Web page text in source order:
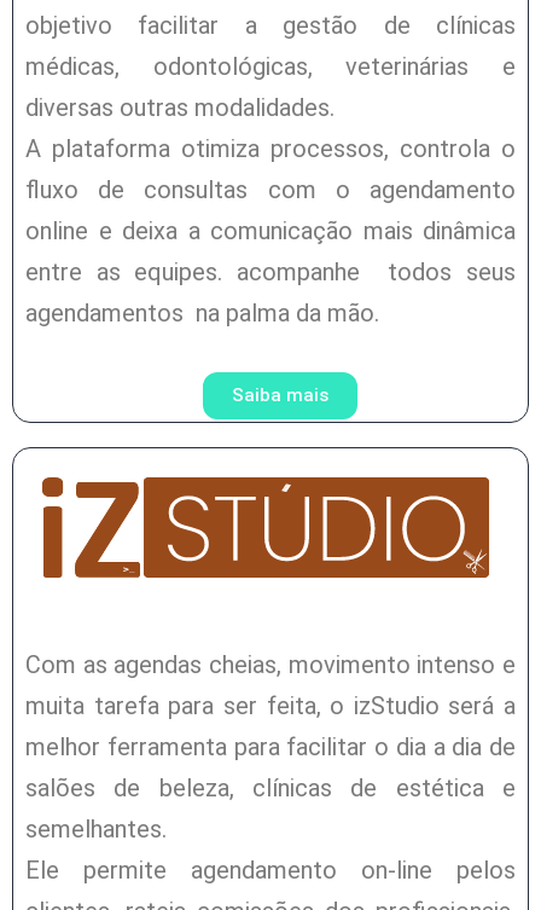
objetivo facilitar a gestão de clínicas
médicas, odontológicas, veterinárias e
diversas outras modalidades.
A plataforma otimiza processos, controla o
fluxo de consultas com o agendamento
online e deixa a comunicação mais dinâmica
entre as equipes. acompanhe todos seus
agendamentos na palma da mão.
Saiba mais
Com as agendas cheias, movimento intenso e
muita tarefa para ser feita, o izStudio será a
melhor ferramenta para facilitar o dia a dia de
salões de beleza, clínicas de estética e
semelhantes.
Ele permite agendamento on-line pelos